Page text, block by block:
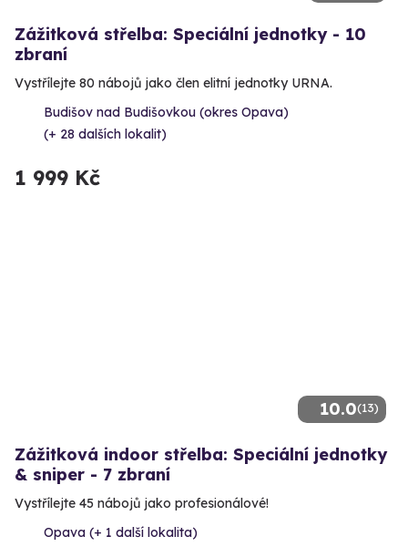
Zážitková střelba: Speciální jednotky - 10
zbraní
Vystřílejte 80 nábojů jako člen elitní jednotky URNA.
Budišov nad Budišovkou (okres Opava)
(+ 28 dalších lokalit)
1 999 Kč
10.0(13)
Zážitková indoor střelba: Speciální jednotky
& sniper - 7 zbraní
Vystřílejte 45 nábojů jako profesionálové!
Opava (+ 1 další lokalita)